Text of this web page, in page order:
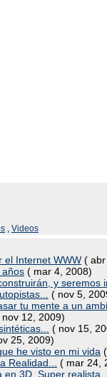
, Videos
el Internet WWW (
años ( mar 4, 2008)
y seremos
( nov 5,
tu mente a un
nov 12, 2009)
( nov 15,
25, 2009)
he visto en mi vida
Realidad...
( mar 24,
3D. Super realista.